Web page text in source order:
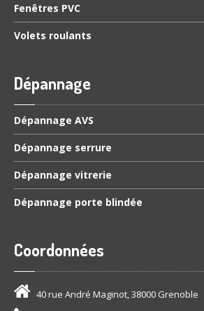
Fenêtres PVC
Volets roulants
Dépannage
Dépannage AVS
Dépannage serrure
Dépannage vitrerie
Dépannage porte blindée
Coordonnées
40 rue André Maginot, 38000 Grenoble